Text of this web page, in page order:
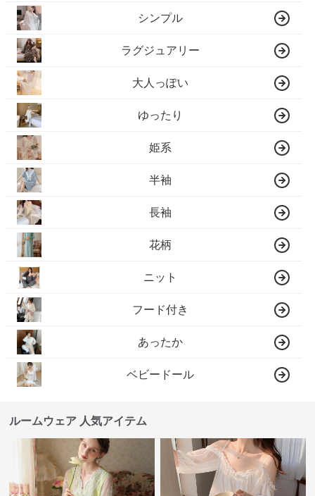
シンプル
ラグジュアリー
大人っぽい
ゆったり
姫系
半袖
長袖
花柄
ニット
フード付き
あったか
ベビードール
ルームウェア 人気アイテム